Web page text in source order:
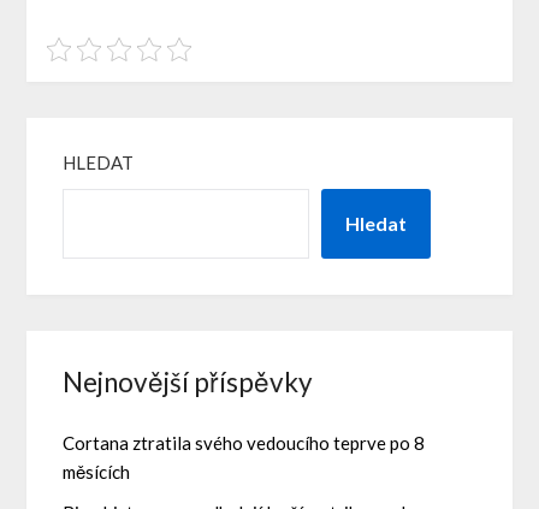
HLEDAT
Hledat
Nejnovější příspěvky
Cortana ztratila svého vedoucího teprve po 8
měsících